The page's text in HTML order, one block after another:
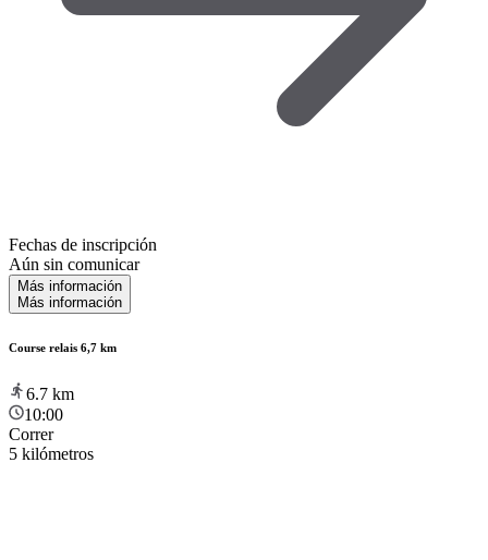
Fechas de inscripción
Aún sin comunicar
Más información
Más información
Course relais 6,7 km
6.7 km
10:00
Correr
5 kilómetros